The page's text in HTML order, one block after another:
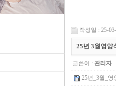
작성일 : 25-
25년 3월영양
글쓴이 : 관리자
25년_3월_영